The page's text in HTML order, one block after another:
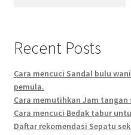
Recent Posts
Cara mencuci Sandal bulu
pemula.
Cara memutihkan Jam
Cara mencuci Bedak tabur
Daftar rekomendasi Sepatu